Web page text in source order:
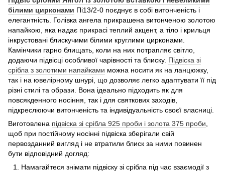
білими цирконами Пі13/2-0 поєднує в собі витонченість і
елегантність. Голівка ангела прикрашена витонченою золотою
напайкою, яка надає прикрасі теплий акцент, а тіло і крильця
інкрустовані блискучими білими круглими цирконами.
Камінчики гарно блищать, коли на них потрапляє світло,
додаючи підвісці особливої чарівності та блиску. Підвіска зі
срібла з золотими напайками можна носити як на ланцюжку,
так і на ювелірному шнурі, що дозволяє легко адаптувати її під
різні стилі та образи. Вона ідеально підходить як для
повсякденного носіння, так і для святкових заходів,
підкреслюючи витонченість та індивідуальність своєї власниці.
Виготовлена підвіска зі срібла 925 проби і золота 375 проби
щоб при постійному носінні підвіска зберігали свій
первозданний вигляд і не втратили блиск за ними повинен
бути відповідний догляд:
Намагайтеся знімати підвіску зі срібла під час взаємодії з